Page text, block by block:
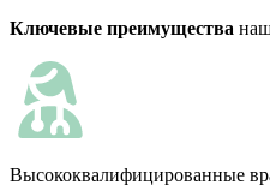
Ключевые преимущества
Высококвалифицированные